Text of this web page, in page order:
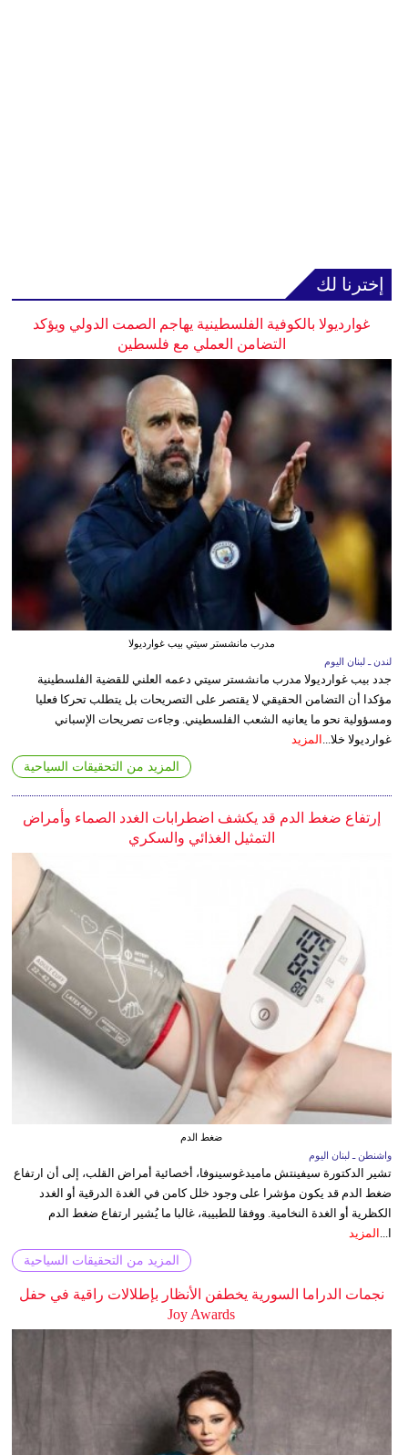
إخترنا لك
غوارديولا بالكوفية الفلسطينية يهاجم الصمت الدولي ويؤكد
التضامن العملي مع فلسطين
مدرب مانشستر سيتي بيب غوارديولا
لندن ـ لبنان اليوم
جدد بيب غوارديولا مدرب مانشستر سيتي دعمه العلني للقضية الفلسطينية
مؤكدا أن التضامن الحقيقي لا يقتصر على التصريحات بل يتطلب تحركا فعليا
ومسؤولية نحو ما يعانيه الشعب الفلسطيني. وجاءت تصريحات الإسباني
غوارديولا خلا...
المزيد
المزيد من التحقيقات السياحية
إرتفاع ضغط الدم قد يكشف اضطرابات الغدد الصماء وأمراض
التمثيل الغذائي والسكري
ضغط الدم
واشنطن ـ لبنان اليوم
تشير الدكتورة سيفينتش ماميدغوسينوفا، أخصائية أمراض القلب، إلى أن ارتفاع
ضغط الدم قد يكون مؤشرا على وجود خلل كامن في الغدة الدرقية أو الغدد
الكظرية أو الغدة النخامية. ووفقا للطبيبة، غالبا ما يُشير ارتفاع ضغط الدم
ا... المزيد
المزيد من التحقيقات السياحية
نجمات الدراما السورية يخطفن الأنظار بإطلالات راقية في حفل
Joy Awards